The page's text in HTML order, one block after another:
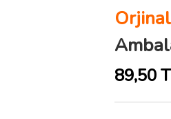
Orjinal
89,50